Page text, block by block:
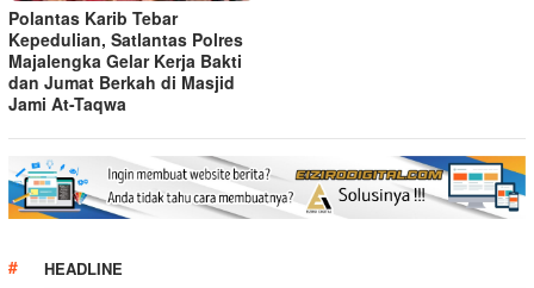
Polantas Karib Tebar
Kepedulian, Satlantas Polres
Majalengka Gelar Kerja Bakti
dan Jumat Berkah di Masjid
Jami At-Taqwa
HEADLINE